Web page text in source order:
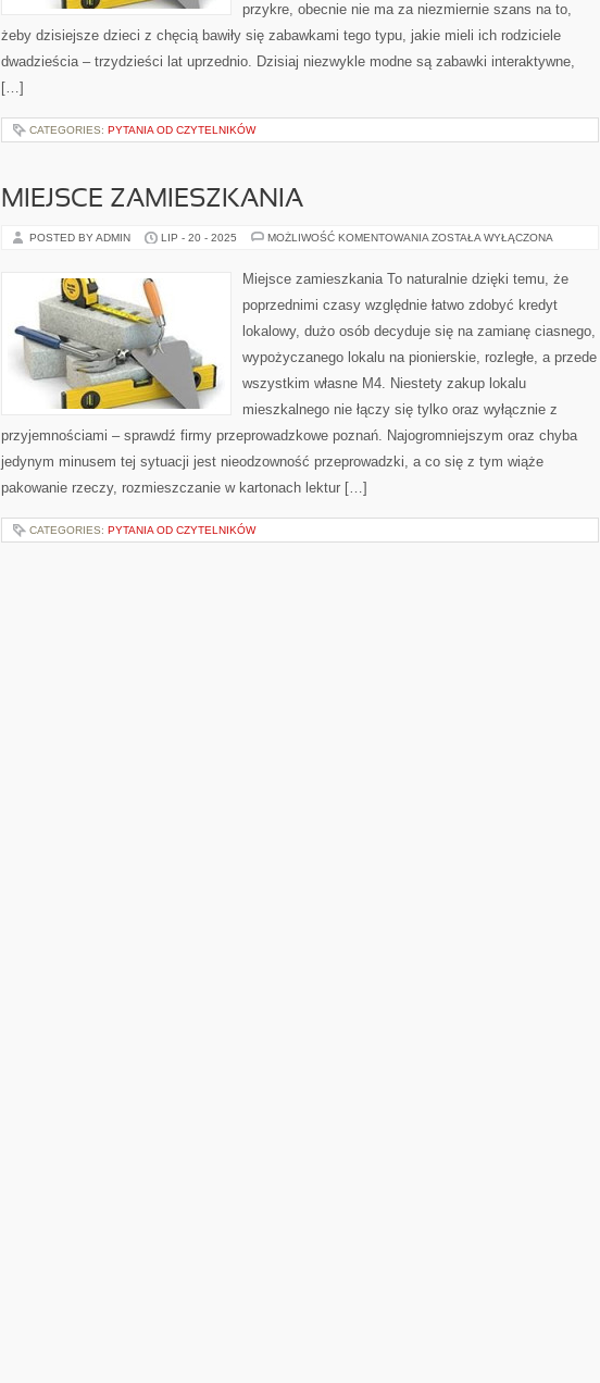
przykre, obecnie nie ma za niezmiernie szans na to,
żeby dzisiejsze dzieci z chęcią bawiły się zabawkami tego typu, jakie mieli ich rodziciele
dwadzieścia – trzydzieści lat uprzednio. Dzisiaj niezwykle modne są zabawki interaktywne,
[…]
CATEGORIES: PYTANIA OD CZYTELNIKÓW
MIEJSCE ZAMIESZKANIA
POSTED BY ADMIN LIP - 20 - 2025 MOŻLIWOŚĆ KOMENTOWANIA MIEJSCE
ZOSTAŁA WYŁĄCZONA
Miejsce zamieszkania To naturalnie dzięki temu, że
poprzednimi czasy względnie łatwo zdobyć kredyt
lokalowy, dużo osób decyduje się na zamianę ciasnego,
wypożyczanego lokalu na pionierskie, rozległe, a przede
wszystkim własne M4. Niestety zakup lokalu
mieszkalnego nie łączy się tylko oraz wyłącznie z
przyjemnościami – sprawdź firmy przeprowadzkowe poznań. Najogromniejszym oraz chyba
jedynym minusem tej sytuacji jest nieodzowność przeprowadzki, a co się z tym wiąże
pakowanie rzeczy, rozmieszczanie w kartonach lektur […]
CATEGORIES: PYTANIA OD CZYTELNIKÓW